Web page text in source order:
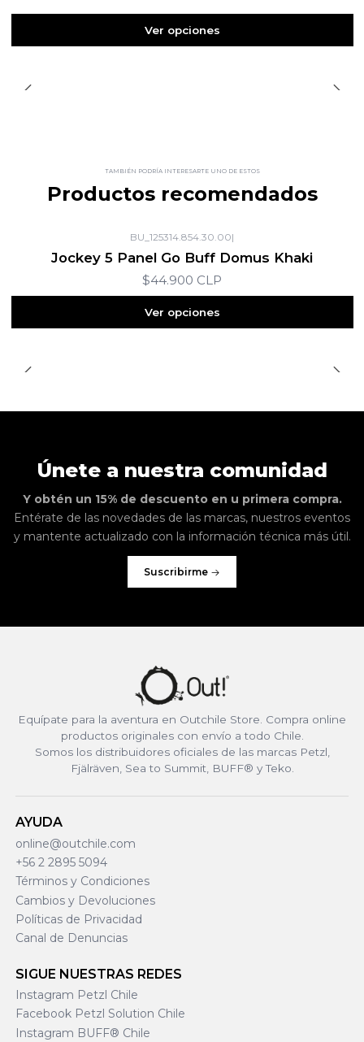
Ver opciones
TAMBIÉN PODRÍA INTERESARTE UNO DE ESTOS
Productos recomendados
BU_125314.854.30.00|
Jockey 5 Panel Go Buff Domus Khaki
$44.900 CLP
Ver opciones
Únete a nuestra comunidad
Y obtén un 15% de descuento en u primera compra.
Entérate de las novedades de las marcas, nuestros eventos
y mantente actualizado con la información técnica más útil.
Suscribirme
Equípate para la aventura en Outchile Store. Compra online
productos originales con envío a todo Chile.
Somos los distribuidores oficiales de las marcas Petzl,
Fjälräven, Sea to Summit, BUFF® y Teko.
AYUDA
online@outchile.com
+56 2 2895 5094
Términos y Condiciones
Cambios y Devoluciones
Políticas de Privacidad
Canal de Denuncias
SIGUE NUESTRAS REDES
Instagram Petzl Chile
Facebook Petzl Solution Chile
Instagram BUFF® Chile